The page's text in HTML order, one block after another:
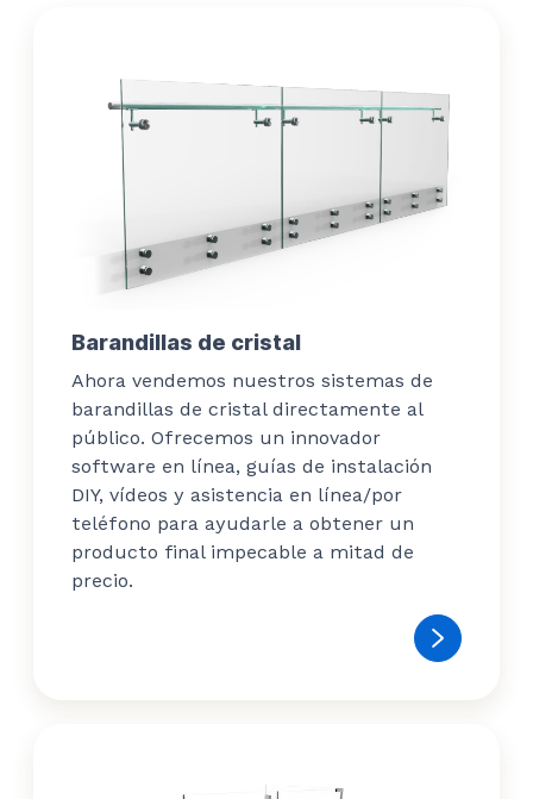
Barandillas de cristal
Ahora vendemos nuestros sistemas de
barandillas de cristal directamente al
público. Ofrecemos un innovador
software en línea, guías de instalación
DIY, vídeos y asistencia en línea/por
teléfono para ayudarle a obtener un
producto final impecable a mitad de
precio.